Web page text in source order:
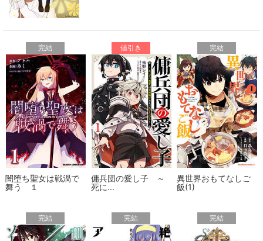
完結
闇堕ち聖女は戦渦で
舞う １
値引き
傭兵団の愛し子 ～
死に...
完結
異世界おもてなしご
飯(1)
完結 完結 完結